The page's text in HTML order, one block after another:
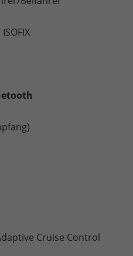
Cruise Control